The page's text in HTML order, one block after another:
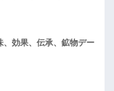
、効果、伝承、鉱物デー